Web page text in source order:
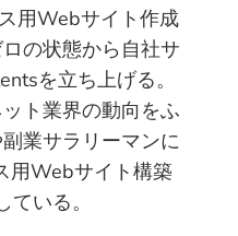
用Webサイト作成
の状態から自社サ
を立ち上げる。
ト業界の動向をふ
業サラリーマンに
用Webサイト構築
いる。